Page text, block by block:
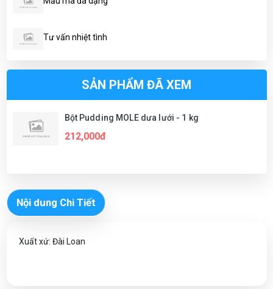
Tư vấn nhiệt tình
SẢN PHẨM ĐÃ XEM
Bột Pudding MOLE dưa lưới - 1 kg
212,000đ
Nội dung Chi Tiết
Xuất xứ: Đài Loan